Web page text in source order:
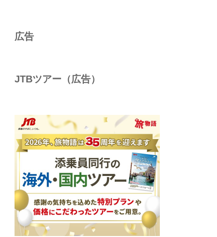
ン
広告
JTBツアー（広告）